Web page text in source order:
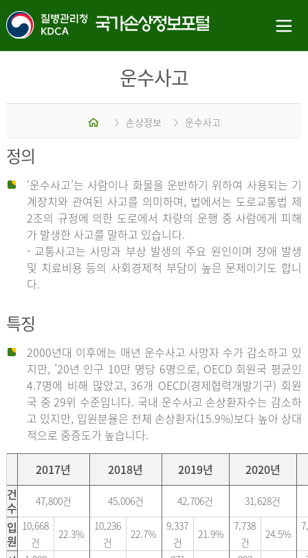
운수사고
홈 손상정보 운수사고
정의
‘운수사고’는 사람이나 화물을 운반하기 위하여 사용되는 기
계장치와 관여된 사고를 의미하며, 법에서는 도로교통법 제
2조의 규정에 의한 도로에서 차량의 운행 중 사람에게 피해
가 발생한 사고를 말하고 있습니다.
- 교통사고는 사망과 부상 발생의 주요 원인이며 장애 발생
및 치료비용 등의 사회경제적 부담이 높은 문제이기도 합니
다.
특징
2000년대 이후에는 매년 운수사고 사망자 수가 감소하고 있
지만, ’20년 인구 10만 명당 6명으로, OECD 회원국 평균인
4.7명에 비해 많았고, 36개 OECD(경제협력개발기구) 회원
국 중 29위 수준입니다. 국내 운수사고 손상환자수는 감소하
고 있지만, 입원분율은 전체 손상환자(15.9%)보다 높아 상대
적으로 중증도가 높습니다.
2017년 2018년 2019년
2020년
건
수
47,800건 45,006건 42,706건 31,628건
입
원
10,668
건
22.3%
10,236
건
22.7%
9,337
건
21.9%
7,738
건
24.5%